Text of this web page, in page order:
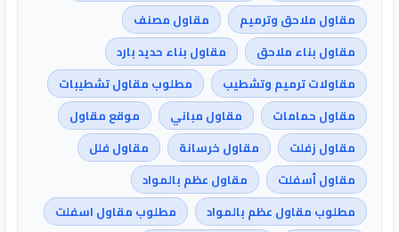
مقاول ملاحق وترميم
مقاول مصنف
مقاول بناء ملاحق
مقاول بناء حديد بارد
مقاولات ترميم وتشطيب
مطلوب مقاول تشطيبات
مقاول حمامات
مقاول مباني
موقع مقاول
مقاول زفلت
مقاول خرسانة
مقاول فلل
مقاول أسفلت
مقاول عظم بالمواد
مطلوب مقاول عظم بالمواد
مطلوب مقاول اسفلت